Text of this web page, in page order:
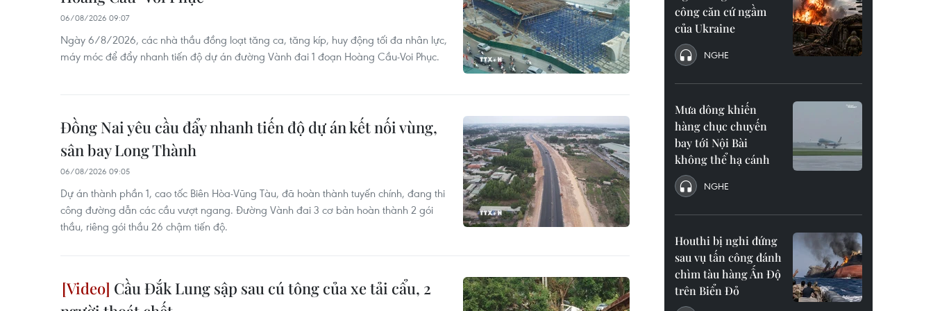
06/08/2026 09:07
Ngày 6/8/2026, các nhà thầu đồng loạt tăng ca, tăng kíp, huy động tối đa nhân lực,
máy móc để đẩy nhanh tiến độ dự án đường Vành đai 1 đoạn Hoàng Cầu-Voi Phục.
Đồng Nai yêu cầu đẩy nhanh tiến độ dự án kết nối vùng,
sân bay Long Thành
06/08/2026 09:05
Dự án thành phần 1, cao tốc Biên Hòa-Vũng Tàu, đã hoàn thành tuyến chính, đang thi
công đường dẫn các cầu vượt ngang. Đường Vành đai 3 cơ bản hoàn thành 2 gói
thầu, riêng gói thầu 26 chậm tiến độ.
Cầu Đắk Lung sập sau cú tông của xe tải cẩu, 2
công căn cứ ngầm
của Ukraine
NGHE
Mưa dông khiến
hàng chục chuyến
bay tới Nội Bài
không thể hạ cánh
NGHE
Houthi bị nghi đứng
sau vụ tấn công đánh
chìm tàu hàng Ấn Độ
trên Biển Đỏ